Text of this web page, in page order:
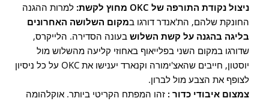
ניצול נקודת התורפה של OKC מחוץ לקשת:
למרות ההגנה
החונקת שלהם, הת'אנדר דורגו במקום השלושה האחרונים
בליגה בהגנה על קשת השלוש בעונה הסדירה. הלייקרס,
שדורגו במקום השני בפלייאוף באחוזי קליעה מהשלוש מול
יוסטון, חייבים שהאצ'ימורה וקנארד יענישו את OKC על כל ניסיון
לצופף את הצבע מול לברון.
צמצום איבודי כדור : זהו המפתח הקריטי ביותר. אוקלהומה